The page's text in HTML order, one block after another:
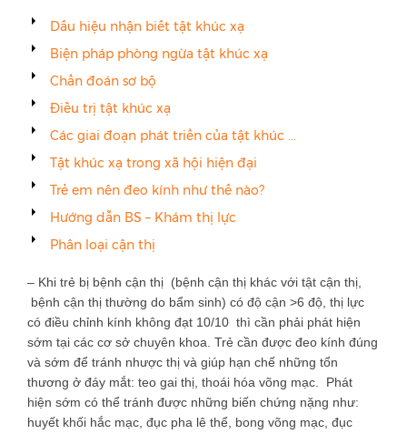
Dấu hiệu nhận biết tật khúc xạ
Biện pháp phòng ngừa tật khúc xạ
Chẩn đoán sơ bộ
Điều trị tật khúc xạ
Các giai đoạn phát triển của tật khúc ...
Tật khúc xạ trong xã hội hiện đại
Trẻ em nên đeo kính như thế nào?
Hướng dẫn BS – Khám thị lực
Phân loại cận thị
– Khi trẻ bị bệnh cận thị (bệnh cận thị khác với tật cận thị,
bệnh cận thị thường do bẩm sinh) có độ cận >6 độ, thị lực
có điều chỉnh kính không đạt 10/10 thì cần phải phát hiện
sớm tại các cơ sở chuyên khoa. Trẻ cần được đeo kính đúng
và sớm để tránh nhược thị và giúp hạn chế những tổn
thương ở đáy mắt: teo gai thị, thoái hóa võng mạc. Phát
hiện sớm có thể tránh được những biến chứng nặng như:
huyết khối hắc mạc, đục pha lê thể, bong võng mạc, đục